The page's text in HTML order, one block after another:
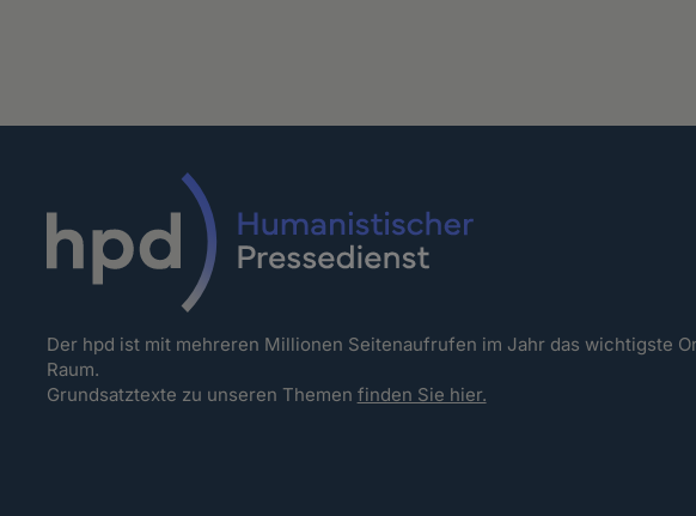
Der hpd ist mit mehreren Millionen Seitenaufrufen im Jahr das wichtigste
Raum.
Grundsatztexte zu unseren Themen finden Sie hier.